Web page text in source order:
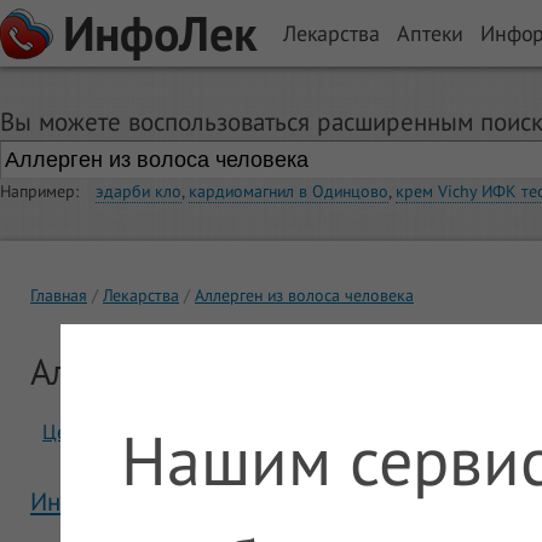
ИнфоЛек Лекарства Аптеки
Вы можете воспользоваться расширенным
Например: эдарби кло, кардиомагнил в Одинцово, крем Vichy ИФК
Главная Лекарства Аллерген из волоса человека
Аллерген из волоса человека
Цены Отзывы
Инструкция Аллерген из волоса человека
Нашим